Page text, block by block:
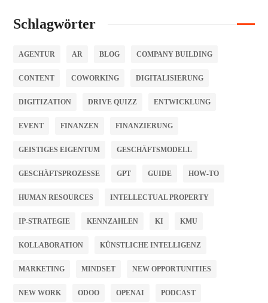
Schlagwörter
AGENTUR AR BLOG COMPANY BUILDING
CONTENT COWORKING DIGITALISIERUNG
DIGITIZATION DRIVE QUIZZ ENTWICKLUNG
EVENT FINANZEN FINANZIERUNG
GEISTIGES EIGENTUM GESCHÄFTSMODELL
GESCHÄFTSPROZESSE GPT GUIDE HOW-TO
HUMAN RESOURCES INTELLECTUAL PROPERTY
IP-STRATEGIE KENNZAHLEN KI KMU
KOLLABORATION KÜNSTLICHE INTELLIGENZ
MARKETING MINDSET NEW OPPORTUNITIES
NEW WORK ODOO OPENAI PODCAST